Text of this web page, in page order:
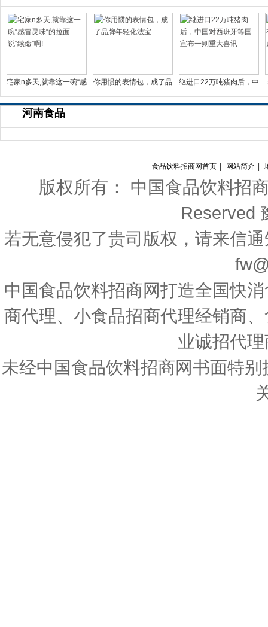
宅家n多天,就靠这一碗“感
你用惯的表情包，成了品
继进口22万吨猪肉后，中
河南食品
食品饮料招商网首页 网站简介
版权所有： 中国食品饮料招
Reserved
若无意侵犯了贵司版权，请来信
中国食品饮料招商网打造全国快
商代理、小食品招商代理经销商
业诚招代
未经中国食品饮料招商网书面特